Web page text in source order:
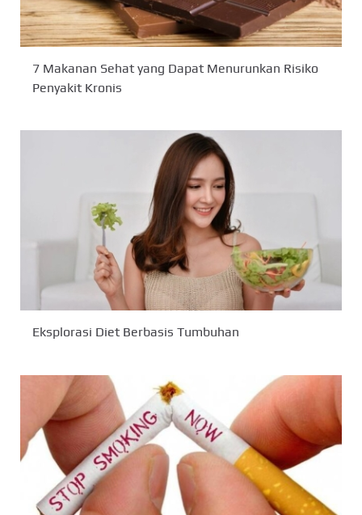
7 Makanan Sehat yang Dapat Menurunkan Risiko
Penyakit Kronis
Eksplorasi Diet Berbasis Tumbuhan